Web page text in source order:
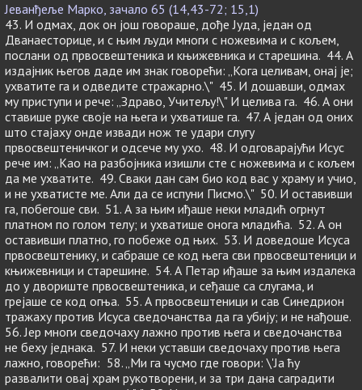
Јеванђеље Марко, зачало 65 (14,43-72; 15,1)
43. И одмах, док он још говораше, дође Јуда, један од
Дванаесторице, и с њим људи многи с ножевима и с кољем,
послани од првосвештеника и књижевника и старешина. 44. А
издајник његов даде им знак говорећи: „Кога целивам, онај је;
ухватите га и одведите стражарно.\" 45. И дошавши, одмах
му приступи и рече: „Здраво, Учитељу!\" И целива га. 46. А они
ставише руке своје на њега и ухватише га. 47. А један од оних
што стајаху онде извади нож те удари слугу
првосвештеничког и одсече му ухо. 48. И одговарајући Исус
рече им: „Као на разбојника изишли сте с ножевима и с кољем
да ме ухватите. 49. Сваки дан сам био код вас у храму и учио,
и не ухватисте ме. Али да се испуни Писмо.\" 50. И оставивши
га, побегоше сви. 51. А за њим иђаше неки младић огрнут
платном по голом телу; и ухватише онога младића. 52. А он
оставивши платно, го побеже од њих. 53. И доведоше Исуса
првосвештенику, и сабраше се код њега сви првосвештеници и
књижевници и старешине. 54. А Петар иђаше за њим издалека
до у двориште првосвештеника, и сеђаше са слугама, и
грејаше се код огња. 55. А првосвештеници и сав Синедрион
тражаху против Исуса сведочанства да га убију; и не нађоше.
56. Јер многи сведочаху лажно против њега и сведочанства
не беху једнака. 57. И неки уставши сведочаху против њега
лажно, говорећи: 58. „Ми га чусмо где говори: \'Ја ћу
развалити овај храм рукотворени, и за три дана саградити